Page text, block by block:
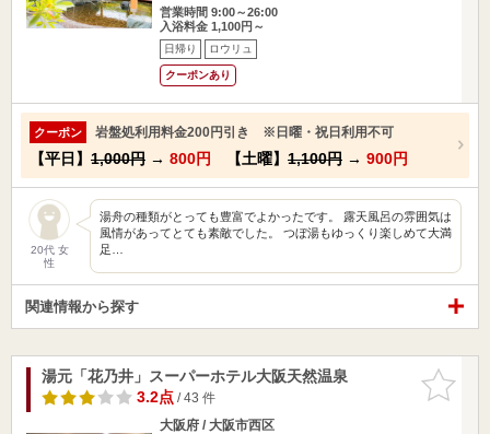
営業時間 9:00～26:00
入浴料金 1,100円～
日帰り ロウリュ
クーポンあり
クーポン 岩盤処利用料金200円引き ※日曜・祝日利用不可
【平日】 1,000円 → 800円 【土曜】 1,100円 → 900円
20代 女
性
湯舟の種類がとっても豊富でよかったです。 露天風呂の雰囲気は
風情があってとても素敵でした。 つぼ湯もゆっくり楽しめて大満
足…
関連情報から探す
お気に入
りに追加
湯元「花乃井」スーパーホテル大阪天然温泉
3.2点/ 43 件
大阪府 / 大阪市西区